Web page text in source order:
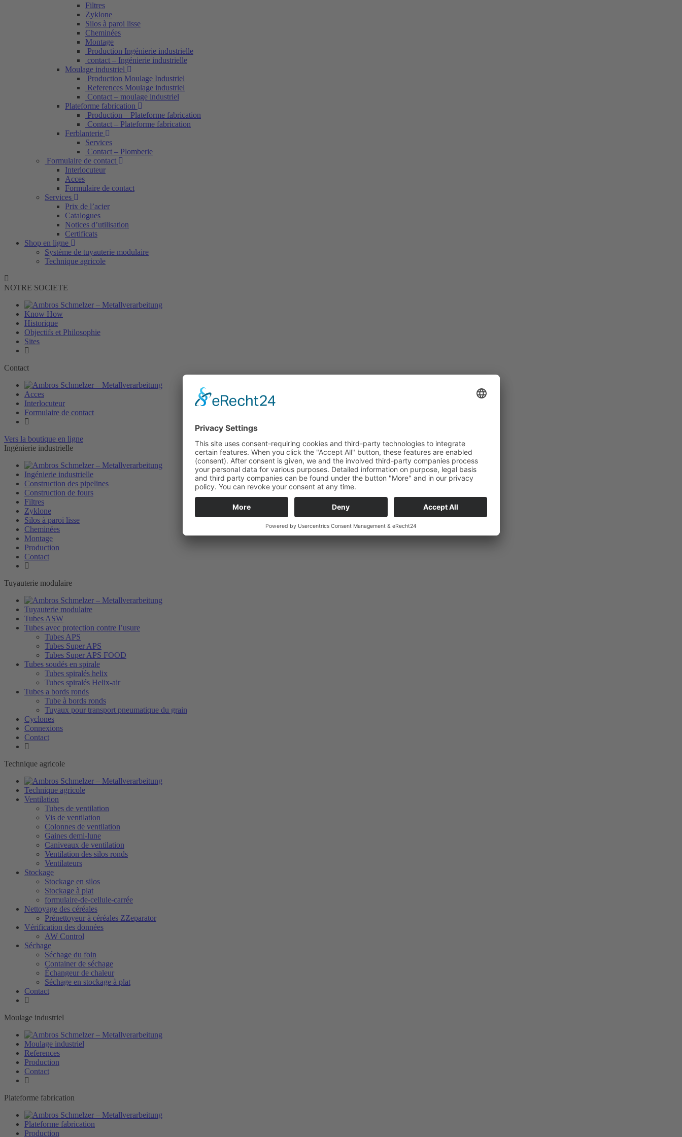
Filtres
Zyklone
Silos à paroi lisse
Cheminées
Montage
Production Ingénierie industrielle
contact – Ingénierie industrielle
Moulage industriel
Production Moulage Industriel
References Moulage industriel
Contact – moulage industriel
Plateforme fabrication
Production – Plateforme fabrication
Contact – Plateforme fabrication
Ferblanterie
Services
Contact – Plomberie
Formulaire de contact
Interlocuteur
Acces
Formulaire de contact
Services
Prix de l’acier
Catalogues
Notices d’utilisation
Certificats
Shop en ligne
Système de tuyauterie modulaire
Technique agricole
NOTRE SOCIETE
Know How
Historique
Objectifs et Philosophie
Sites
Contact
Acces
Interlocuteur
Formulaire de contact
Vers la boutique en ligne
Ingénierie industrielle
Ingénierie industrielle
Construction des pipelines
Construction de fours
Filtres
Zyklone
Silos à paroi lisse
Cheminées
Montage
Production
Contact
Tuyauterie modulaire
Tuyauterie modulaire
Tubes ASW
Tubes avec protection contre l’usure
Tubes APS
Tubes Super APS
Tubes Super APS FOOD
Tubes soudés en spirale
Tubes spiralés helix
Tubes spiralés Helix-air
Tubes a bords ronds
Tube à bords ronds
Tuyaux pour transport pneumatique du grain
Cyclones
Connexions
Contact
Technique agricole
Technique agricole
Ventilation
Tubes de ventilation
Vis de ventilation
Colonnes de ventilation
Gaines demi-lune
Caniveaux de ventilation
Ventilation des silos ronds
Ventilateurs
Stockage
Stockage en silos
Stockage à plat
formulaire-de-cellule-carrée
Nettoyage des céréales
Prénettoyeur à céréales ZZeparator
Vérification des données
AW Control
Séchage
Séchage du foin
Container de séchage
Échangeur de chaleur
Séchage en stockage à plat
Contact
Moulage industriel
Moulage industriel
References
Production
Contact
Plateforme fabrication
Plateforme fabrication
Production